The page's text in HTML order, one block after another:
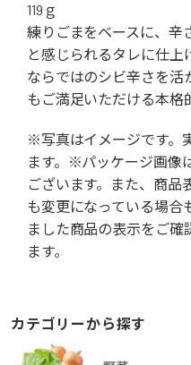
119ｇ
練りごまをベースに、辛
と感じられるタレに仕
ならではのシビ辛さを活
もご満足いただける本格
※写真はイメージです。
ます。※パッケージ画像
ございます。また、商品
も変更になっている場合
ました商品の表示をご確
ます。
カテゴリーから探す